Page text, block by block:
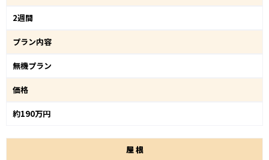
2週間
プラン内容
無機プラン
価格
約190万円
屋根